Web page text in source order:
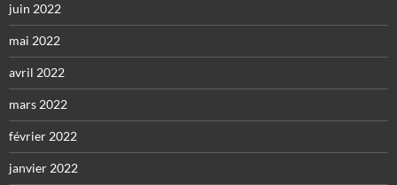
juin 2022
mai 2022
avril 2022
mars 2022
février 2022
janvier 2022